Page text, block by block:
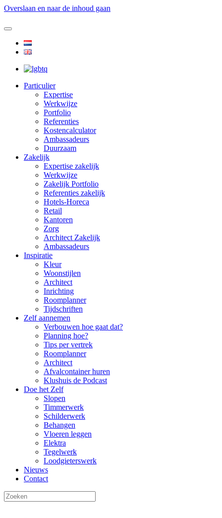
Overslaan en naar de inhoud gaan
Particulier
Expertise
Werkwijze
Portfolio
Referenties
Kostencalculator
Ambassadeurs
Duurzaam
Zakelijk
Expertise zakelijk
Werkwijze
Zakelijk Portfolio
Referenties zakelijk
Hotels-Horeca
Retail
Kantoren
Zorg
Architect Zakelijk
Ambassadeurs
Inspiratie
Kleur
Woonstijlen
Architect
Inrichting
Roomplanner
Tijdschriften
Zelf aannemen
Verbouwen hoe gaat dat?
Planning hoe?
Tips per vertrek
Roomplanner
Architect
Afvalcontainer huren
Klushuis de Podcast
Doe het Zelf
Slopen
Timmerwerk
Schilderwerk
Behangen
Vloeren leggen
Elektra
Tegelwerk
Loodgieterswerk
Nieuws
Contact